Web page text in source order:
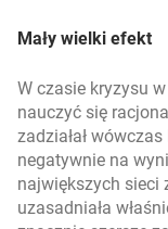
Mały wielki efekt
W czasie kryzysu
nauczyć się
zadziałał
negatywnie na
największych sieci
uzasadniała